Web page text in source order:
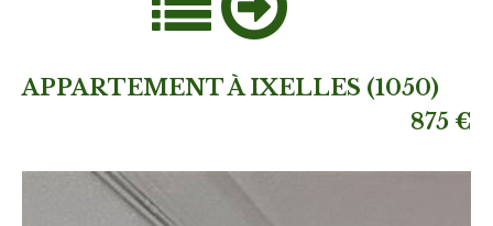
APPARTEMENT À IXELLES (1050)
875 €